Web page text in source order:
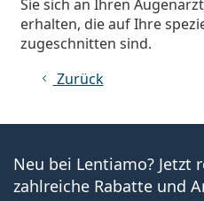
Sie sich an Ihren
erhalten, die auf Ihre
zugeschnitten sind.
Zurück
Neu bei Lentiamo? Jetzt
zahlreiche Rabatte und